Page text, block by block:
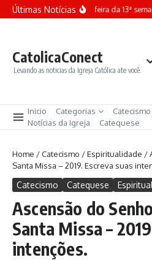
Ir para o conteúdo
Últimas NotíciasTerça-feira da 13ª
CatolicaConect
Levando as noticias da Igreja Católica ate você.
Inicio Categorias
Catecismo
Notícias da Igreja
Catequese
Home /Catecismo /Espiritualidade /
Santa Missa – 2019. Escreva suas
Catecismo Catequese
Ascensão do
Santa Missa –
intenções.